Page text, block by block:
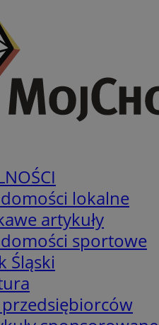
lokalne
artykuły
sportowe
Śląski